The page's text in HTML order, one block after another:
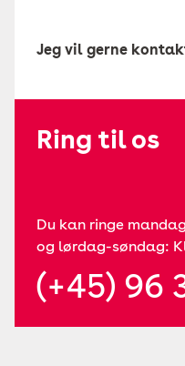
Jeg vil gerne
Ring til os
Du kan ringe
og lørdag-søndag:
(+45) 96